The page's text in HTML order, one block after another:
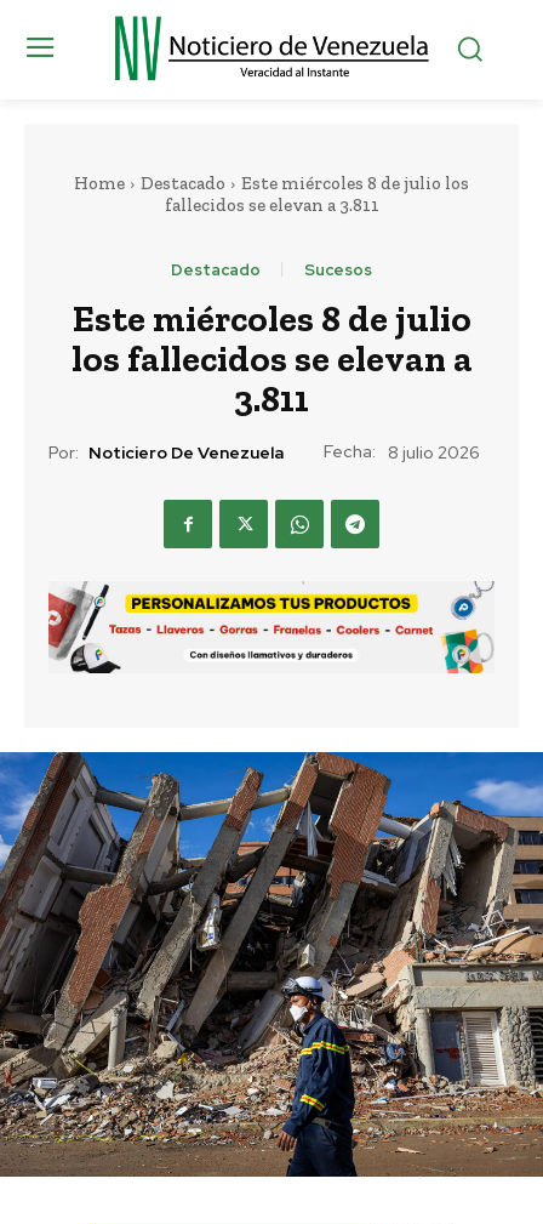
Home Destacado
Este miércoles 8 de julio los
fallecidos se elevan a 3.811
Destacado Sucesos
Este miércoles 8 de julio
los fallecidos se elevan a
3.811
Por: Noticiero De Venezuela Fecha: 8 julio 2026